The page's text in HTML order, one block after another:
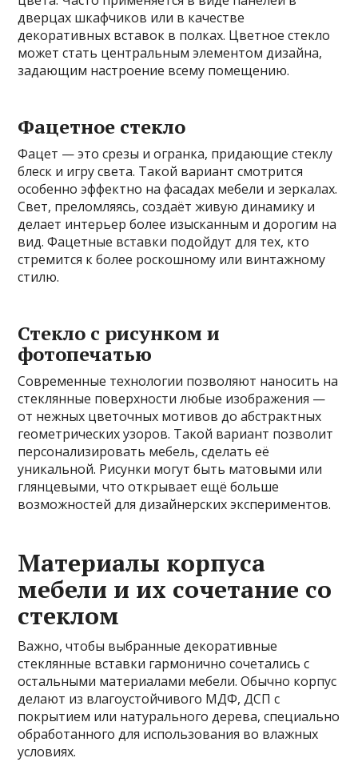
дверцах шкафчиков или в качестве
декоративных вставок в полках. Цветное стекло
может стать центральным элементом дизайна,
задающим настроение всему помещению.
Фацетное стекло
Фацет — это срезы и огранка, придающие стеклу
блеск и игру света. Такой вариант смотрится
особенно эффектно на фасадах мебели и зеркалах.
Свет, преломляясь, создаёт живую динамику и
делает интерьер более изысканным и дорогим на
вид. Фацетные вставки подойдут для тех, кто
стремится к более роскошному или винтажному
стилю.
Стекло с рисунком и
фотопечатью
Современные технологии позволяют наносить на
стеклянные поверхности любые изображения —
от нежных цветочных мотивов до абстрактных
геометрических узоров. Такой вариант позволит
персонализировать мебель, сделать её
уникальной. Рисунки могут быть матовыми или
глянцевыми, что открывает ещё больше
возможностей для дизайнерских экспериментов.
Материалы корпуса
мебели и их сочетание со
стеклом
Важно, чтобы выбранные декоративные
стеклянные вставки гармонично сочетались с
остальными материалами мебели. Обычно корпус
делают из влагоустойчивого МДФ, ДСП с
покрытием или натурального дерева, специально
обработанного для использования во влажных
условиях.